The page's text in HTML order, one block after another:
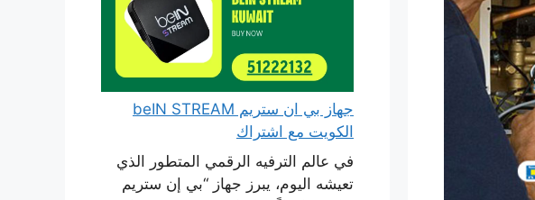
جهاز بي ان ستريم beIN STREAM
الكويت مع اشتراك
في عالم الترفيه الرقمي المتطور الذي
تعيشه اليوم، يبرز جهاز “بي إن ستريم